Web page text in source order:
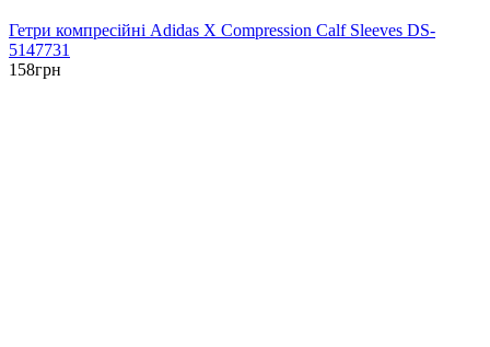
Гетри компресійні Adidas X Compression Calf Sleeves DS-
5147731
158грн